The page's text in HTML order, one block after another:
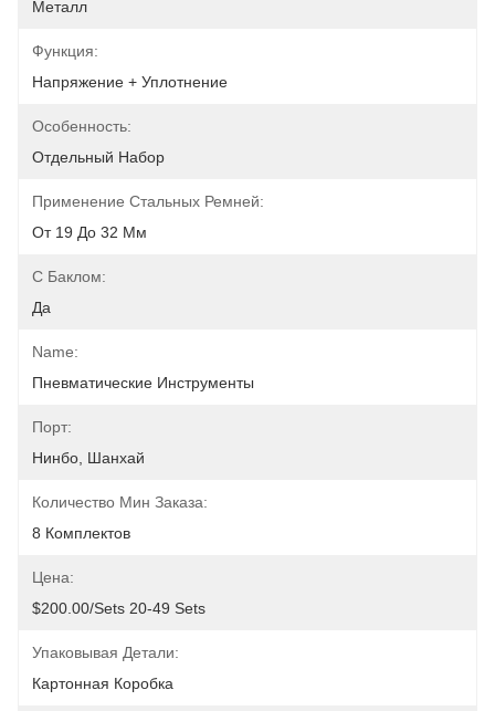
Металл
Функция:
Напряжение + Уплотнение
Особенность:
Отдельный Набор
Применение Стальных Ремней:
От 19 До 32 Мм
С Баклом:
Да
Name:
Пневматические Инструменты
Порт:
Нинбо, Шанхай
Количество Мин Заказа:
8 Комплектов
Цена:
$200.00/sets 20-49 Sets
Упаковывая Детали:
Картонная Коробка